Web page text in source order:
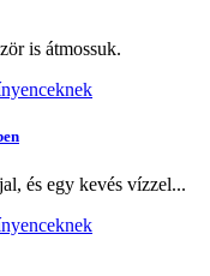
is átmossuk.
és egy kevés vízzel...